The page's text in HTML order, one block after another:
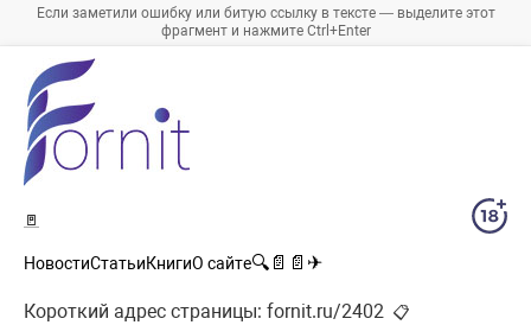
Если заметили ошибку или битую ссылку в тексте — выделите этот
фрагмент и нажмите Ctrl+Enter
🚪
НовостиСтатьиКнигиО сайте🔍 📄 📄 ✈
Короткий адрес страницы: fornit.ru/2402 📋